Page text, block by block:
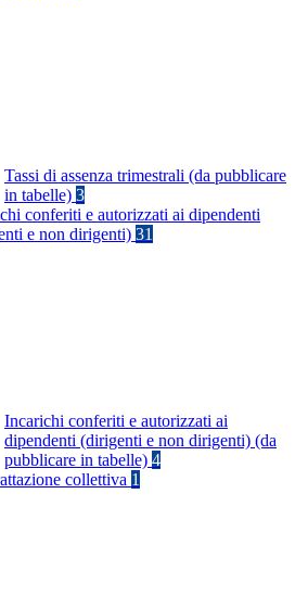
Tassi di assenza trimestrali (da pubblicare
in tabelle) 3
conferiti e autorizzati ai dipendenti
e non dirigenti) 31
Incarichi conferiti e autorizzati ai
dipendenti (dirigenti e non dirigenti) (da
pubblicare in tabelle) 4
collettiva 1